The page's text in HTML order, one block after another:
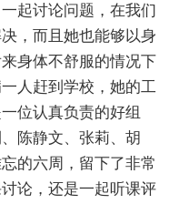
起讨论问题，在我们
，而且她也能够以身
身体不舒服的情况下
人赶到学校，她的工
位认真负责的好组
陈静文、张莉、胡
的六周，留下了非常
论，还是一起听课评